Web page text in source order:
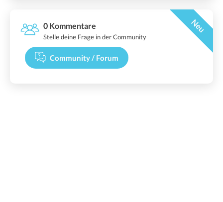
0 Kommentare Neu
Stelle deine Frage in der Community
Community / Forum